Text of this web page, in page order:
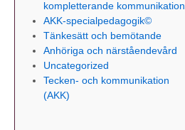
kompletterande kommunikation
AKK-specialpedagogik©
Tänkesätt och bemötande
Anhöriga och närståendevård
Uncategorized
Tecken- och kommunikation
(AKK)